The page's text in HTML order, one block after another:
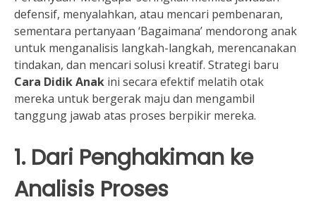
defensif, menyalahkan, atau mencari pembenaran,
sementara pertanyaan ‘Bagaimana’ mendorong anak
untuk menganalisis langkah-langkah, merencanakan
tindakan, dan mencari solusi kreatif. Strategi baru
Cara Didik Anak ini secara efektif melatih otak
mereka untuk bergerak maju dan mengambil
tanggung jawab atas proses berpikir mereka.
1. Dari Penghakiman ke
Analisis Proses